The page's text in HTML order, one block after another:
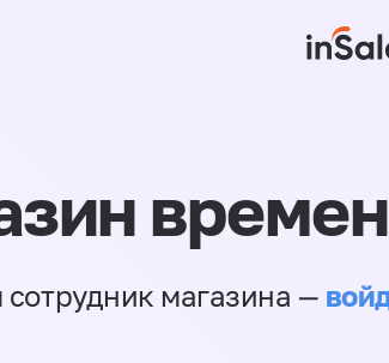
сотрудник магазина —